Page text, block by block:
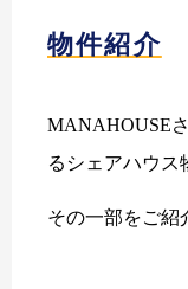
物件紹介
MANAHOUSE
るシェアハウス
その一部をご紹